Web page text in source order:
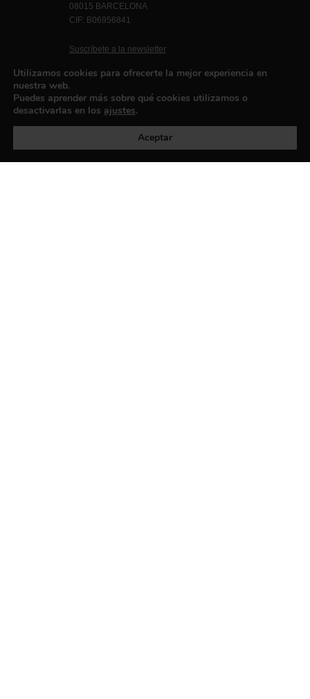
08015 BARCELONA
CIF: B06956841
Suscríbete a la newsletter
Política de privacidad
Utilizamos cookies para ofrecerte la mejor experiencia en
nuestra web.
Puedes aprender más sobre qué cookies utilizamos o
desactivarlas en los ajustes.
Aceptar